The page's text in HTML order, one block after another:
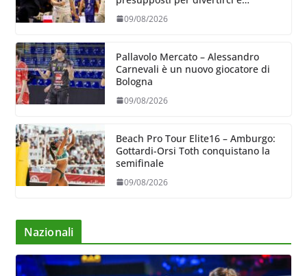
formare un gruppo solido che
sappia divertire”
09/08/2026
Pallavolo Mercato – Alessandro
Carnevali è un nuovo giocatore di
Bologna
09/08/2026
Beach Pro Tour Elite16 – Amburgo:
Gottardi-Orsi Toth conquistano la
semifinale
09/08/2026
Nazionali